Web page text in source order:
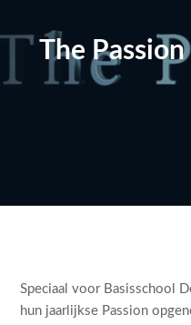
The
Speciaal voor Basisschool
hun jaarlijkse Passion